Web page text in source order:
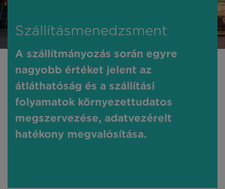
Szállításmenedzsment
A szállítmányozás során egyre
nagyobb értéket jelent az
átláthatóság és a szállítási
folyamatok környezettudatos
megszervezése, adatvezérelt
hatékony megvalósítása.